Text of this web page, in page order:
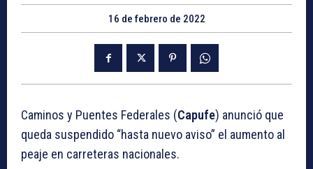
16 de febrero de 2022
Caminos y Puentes Federales (Capufe) anunció que
queda suspendido “hasta nuevo aviso” el aumento al
peaje en carreteras nacionales.